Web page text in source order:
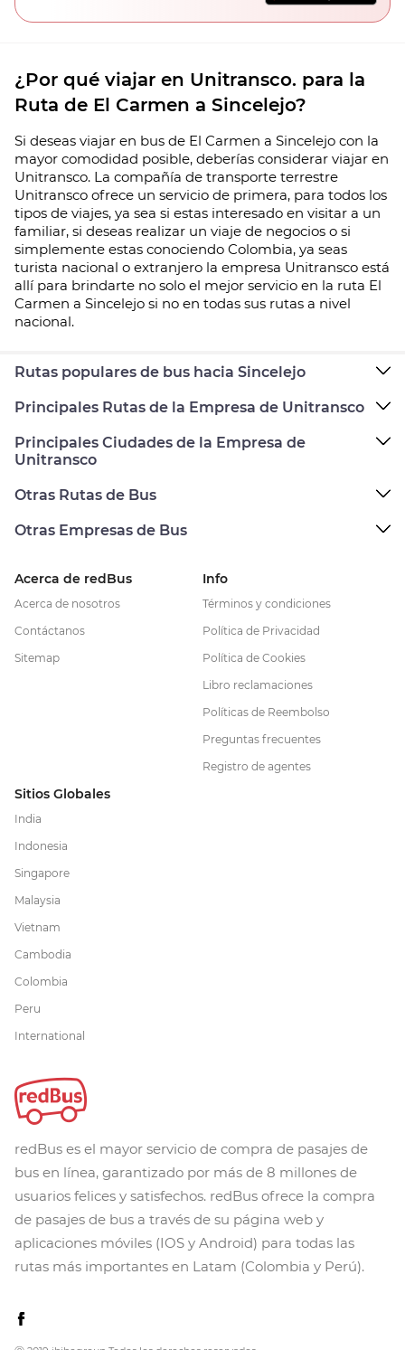
¿Por qué viajar en Unitransco. para la
Ruta de El Carmen a Sincelejo?
Si deseas viajar en bus de El Carmen a Sincelejo con la
mayor comodidad posible, deberías considerar viajar en
Unitransco. La compañía de transporte terrestre
Unitransco ofrece un servicio de primera, para todos los
tipos de viajes, ya sea si estas interesado en visitar a un
familiar, si deseas realizar un viaje de negocios o si
simplemente estas conociendo Colombia, ya seas
turista nacional o extranjero la empresa Unitransco está
allí para brindarte no solo el mejor servicio en la ruta El
Carmen a Sincelejo si no en todas sus rutas a nivel
nacional.
Rutas populares de bus hacia Sincelejo
Principales Rutas de la Empresa de Unitransco
Principales Ciudades de la Empresa de
Unitransco
Otras Rutas de Bus
Otras Empresas de Bus
Acerca de redBus
Acerca de nosotros
Contáctanos
Sitemap
Info
Términos y condiciones
Política de Privacidad
Política de Cookies
Libro reclamaciones
Políticas de Reembolso
Preguntas frecuentes
Registro de agentes
Sitios Globales
India
Indonesia
Singapore
Malaysia
Vietnam
Cambodia
Colombia
Peru
International
redBus es el mayor servicio de compra de pasajes de
bus en línea, garantizado por más de 8 millones de
usuarios felices y satisfechos. redBus ofrece la compra
de pasajes de bus a través de su página web y
aplicaciones móviles (IOS y Android) para todas las
rutas más importantes en Latam (Colombia y Perú).